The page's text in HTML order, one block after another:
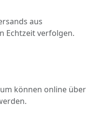
können online über
aus
Echtzeit verfolgen.